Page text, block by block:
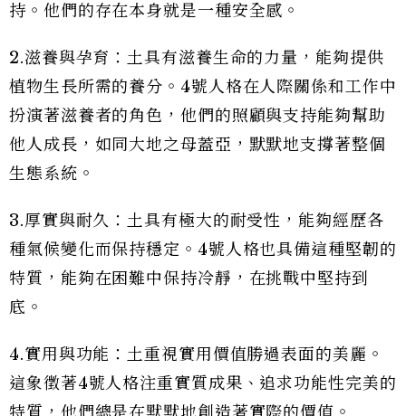
持。他們的存在本身就是一種安全感。
2.滋養與孕育：土具有滋養生命的力量，能夠提供
植物生長所需的養分。4號人格在人際關係和工作中
扮演著滋養者的角色，他們的照顧與支持能夠幫助
他人成長，如同大地之母蓋亞，默默地支撐著整個
生態系統。
3.厚實與耐久：土具有極大的耐受性，能夠經歷各
種氣候變化而保持穩定。4號人格也具備這種堅韌的
特質，能夠在困難中保持冷靜，在挑戰中堅持到
底。
4.實用與功能：土重視實用價值勝過表面的美麗。
這象徵著4號人格注重實質成果、追求功能性完美的